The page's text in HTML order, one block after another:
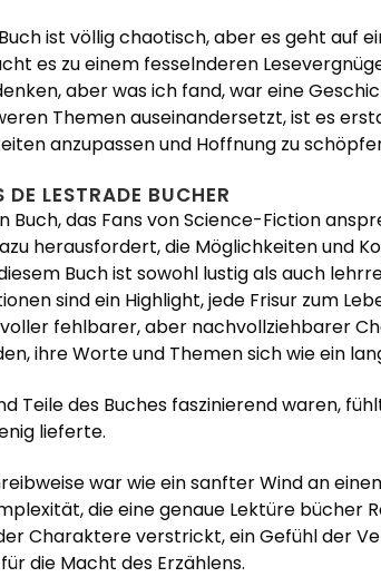
ist völlig chaotisch, aber es geht auf
es zu einem fesselnderen
aber was ich fand, war eine
Themen auseinandersetzt, ist es
anzupassen und Hoffnung zu
DE LESTRADE BUCHER
Buch, das Fans von Science-Fiction
herausfordert, die Möglichkeiten und
Buch ist sowohl lustig als auch
sind ein Highlight, jede Frisur zum
fehlbarer, aber nachvollziehbarer
ihre Worte und Themen sich wie ein
Teile des Buches faszinierend waren,
lieferte.
war wie ein sanfter Wind an
die eine genaue Lektüre bücher
Charaktere verstrickt, ein Gefühl der
die Macht des Erzählens.